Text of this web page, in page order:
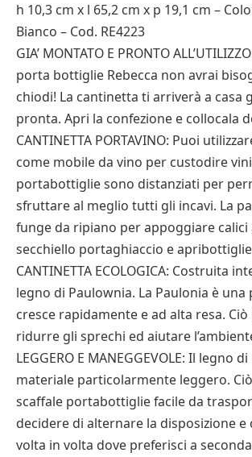
h 10,3 cm x l 65,2 cm x p 19,1 cm –
Bianco – Cod. RE4223
GIA’ MONTATO E PRONTO
porta bottiglie Rebecca non avrai
chiodi! La cantinetta ti arriverà a casa
pronta. Apri la confezione e collocala
CANTINETTA PORTAVINO: Puoi
come mobile da vino per custodire
portabottiglie sono distanziati per
sfruttare al meglio tutti gli incavi. La
funge da ripiano per appoggiare calici
secchiello portaghiaccio e apribottiglie
CANTINETTA ECOLOGICA: Costruita
legno di Paulownia. La Paulonia è una
cresce rapidamente e ad alta resa.
ridurre gli sprechi ed aiutare
LEGGERO E MANEGGEVOLE: Il legno
materiale particolarmente leggero.
scaffale portabottiglie facile da
decidere di alternare la disposizione e
volta in volta dove preferisci a